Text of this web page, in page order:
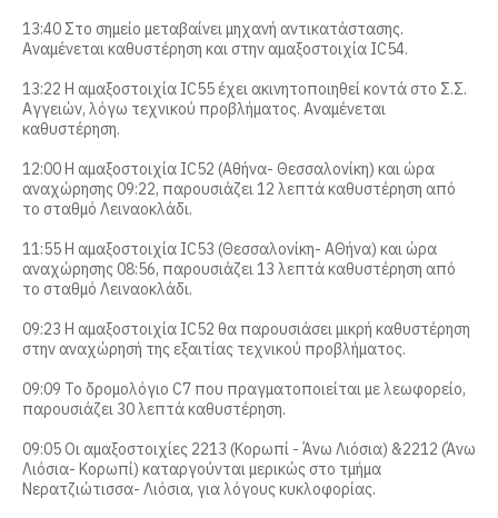
13:40 Στο σημείο μεταβαίνει μηχανή αντικατάστασης.
Αναμένεται καθυστέρηση και στην αμαξοστοιχία IC54.
13:22 Η αμαξοστοιχία IC55 έχει ακινητοποιηθεί κοντά στο Σ.Σ.
Αγγειών, λόγω τεχνικού προβλήματος. Αναμένεται
καθυστέρηση.
12:00 Η αμαξοστοιχία IC52 (Αθήνα- Θεσσαλονίκη) και ώρα
αναχώρησης 09:22, παρουσιάζει 12 λεπτά καθυστέρηση από
το σταθμό Λειναοκλάδι.
11:55 Η αμαξοστοιχία IC53 (Θεσσαλονίκη- ΑΘήνα) και ώρα
αναχώρησης 08:56, παρουσιάζει 13 λεπτά καθυστέρηση από
το σταθμό Λειναοκλάδι.
09:23 Η αμαξοστοιχία IC52 θα παρουσιάσει μικρή καθυστέρηση
στην αναχώρησή της εξαιτίας τεχνικού προβλήματος.
09:09 Το δρομολόγιο C7 που πραγματοποιείται με λεωφορείο,
παρουσιάζει 30 λεπτά καθυστέρηση.
09:05 Οι αμαξοστοιχίες 2213 (Κορωπί - Άνω Λιόσια) &2212 (Άνω
Λιόσια- Κορωπί) καταργούνται μερικώς στο τμήμα
Νερατζιώτισσα- Λιόσια, για λόγους κυκλοφορίας.